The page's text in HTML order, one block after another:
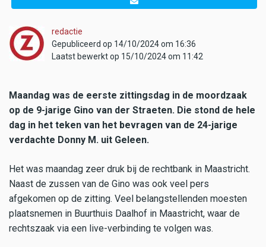
redactie
Gepubliceerd op 14/10/2024 om 16:36
Laatst bewerkt op 15/10/2024 om 11:42
Maandag was de eerste zittingsdag in de moordzaak
op de 9-jarige Gino van der Straeten. Die stond de hele
dag in het teken van het bevragen van de 24-jarige
verdachte Donny M. uit Geleen.
Het was maandag zeer druk bij de rechtbank in Maastricht.
Naast de zussen van de Gino was ook veel pers
afgekomen op de zitting. Veel belangstellenden moesten
plaatsnemen in Buurthuis Daalhof in Maastricht, waar de
rechtszaak via een live-verbinding te volgen was.